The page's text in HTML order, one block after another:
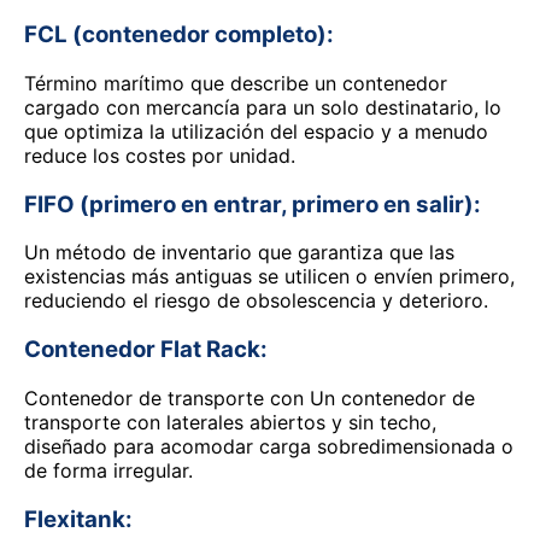
FCL (contenedor completo):
Término marítimo que describe un contenedor
cargado con mercancía para un solo destinatario, lo
que optimiza la utilización del espacio y a menudo
reduce los costes por unidad.
FIFO (primero en entrar, primero en salir):
Un método de inventario que garantiza que las
existencias más antiguas se utilicen o envíen primero,
reduciendo el riesgo de obsolescencia y deterioro.
Contenedor Flat Rack:
Contenedor de transporte con Un contenedor de
transporte con laterales abiertos y sin techo,
diseñado para acomodar carga sobredimensionada o
de forma irregular.
Flexitank: